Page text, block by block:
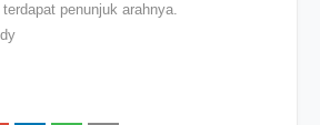
penunjuk arahnya.